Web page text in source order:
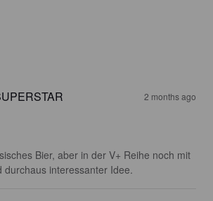
2 months ago
Bier, aber in der V+ Reihe noch mit
durchaus interessanter Idee.